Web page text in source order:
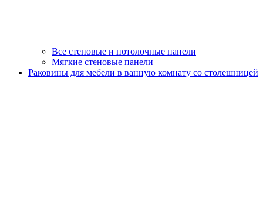
Все стеновые и потолочные панели
Мягкие стеновые панели
Раковины для мебели в ванную комнату со столешницей